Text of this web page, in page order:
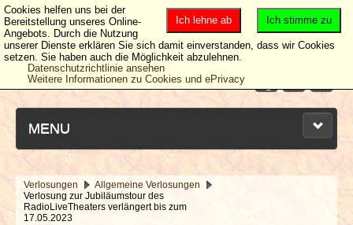
MENU
NEUESTE ARTIKEL
Verlosungen
Allgemeine Verlosungen
Verlosung zur Jubiläumstour des
RadioLiveTheaters verlängert bis zum
17.05.2023
Ich stimme zu
Ich lehne ab
Cookies helfen uns bei der
Bereitstellung unseres Online-
Angebots. Durch die Nutzung
unserer Dienste erklären Sie sich damit einverstanden, dass wir Cookies
setzen. Sie haben auch die Möglichkeit abzulehnen.
Datenschutzrichtlinie ansehen
Weitere Informationen zu Cookies und ePrivacy